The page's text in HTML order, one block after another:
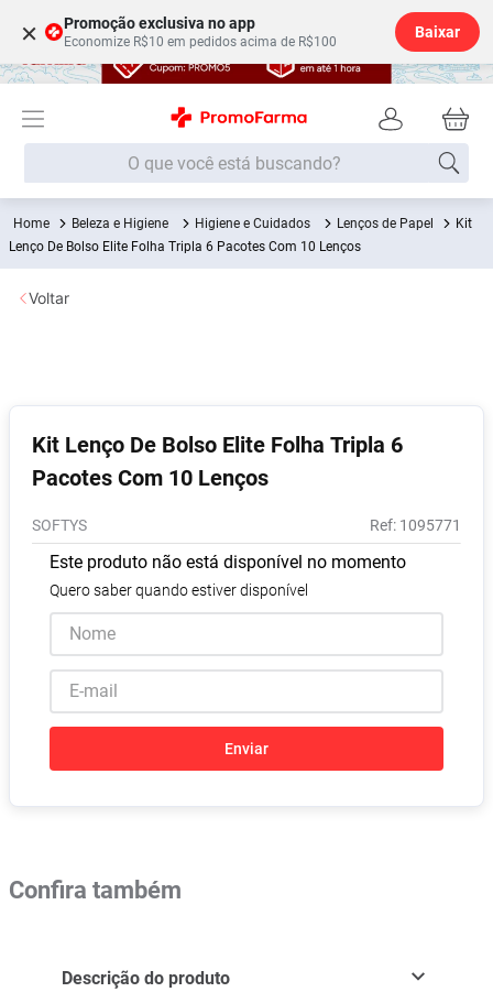
× Promoção exclusiva no app
Economize R$10 em pedidos acima de R$100
Baixar
O que você está buscando?
Beleza e Higiene Higiene e Cuidados Lenços de Papel
Kit
Lenço De Bolso Elite Folha Tripla 6 Pacotes Com 10 Lenços
Kit Lenço De Bolso Elite Folha Tripla 6
Pacotes Com 10 Lenços
SOFTYS : 1095771
Este produto não está disponível no momento
Quero saber quando estiver disponível
Enviar
Voltar
Confira também
Descrição do produto
Termos mais buscados
1º Fralda
2
6º Desodorante
7º Shampoo
8º
9º Pampers Confort Sec
10º Lavitan